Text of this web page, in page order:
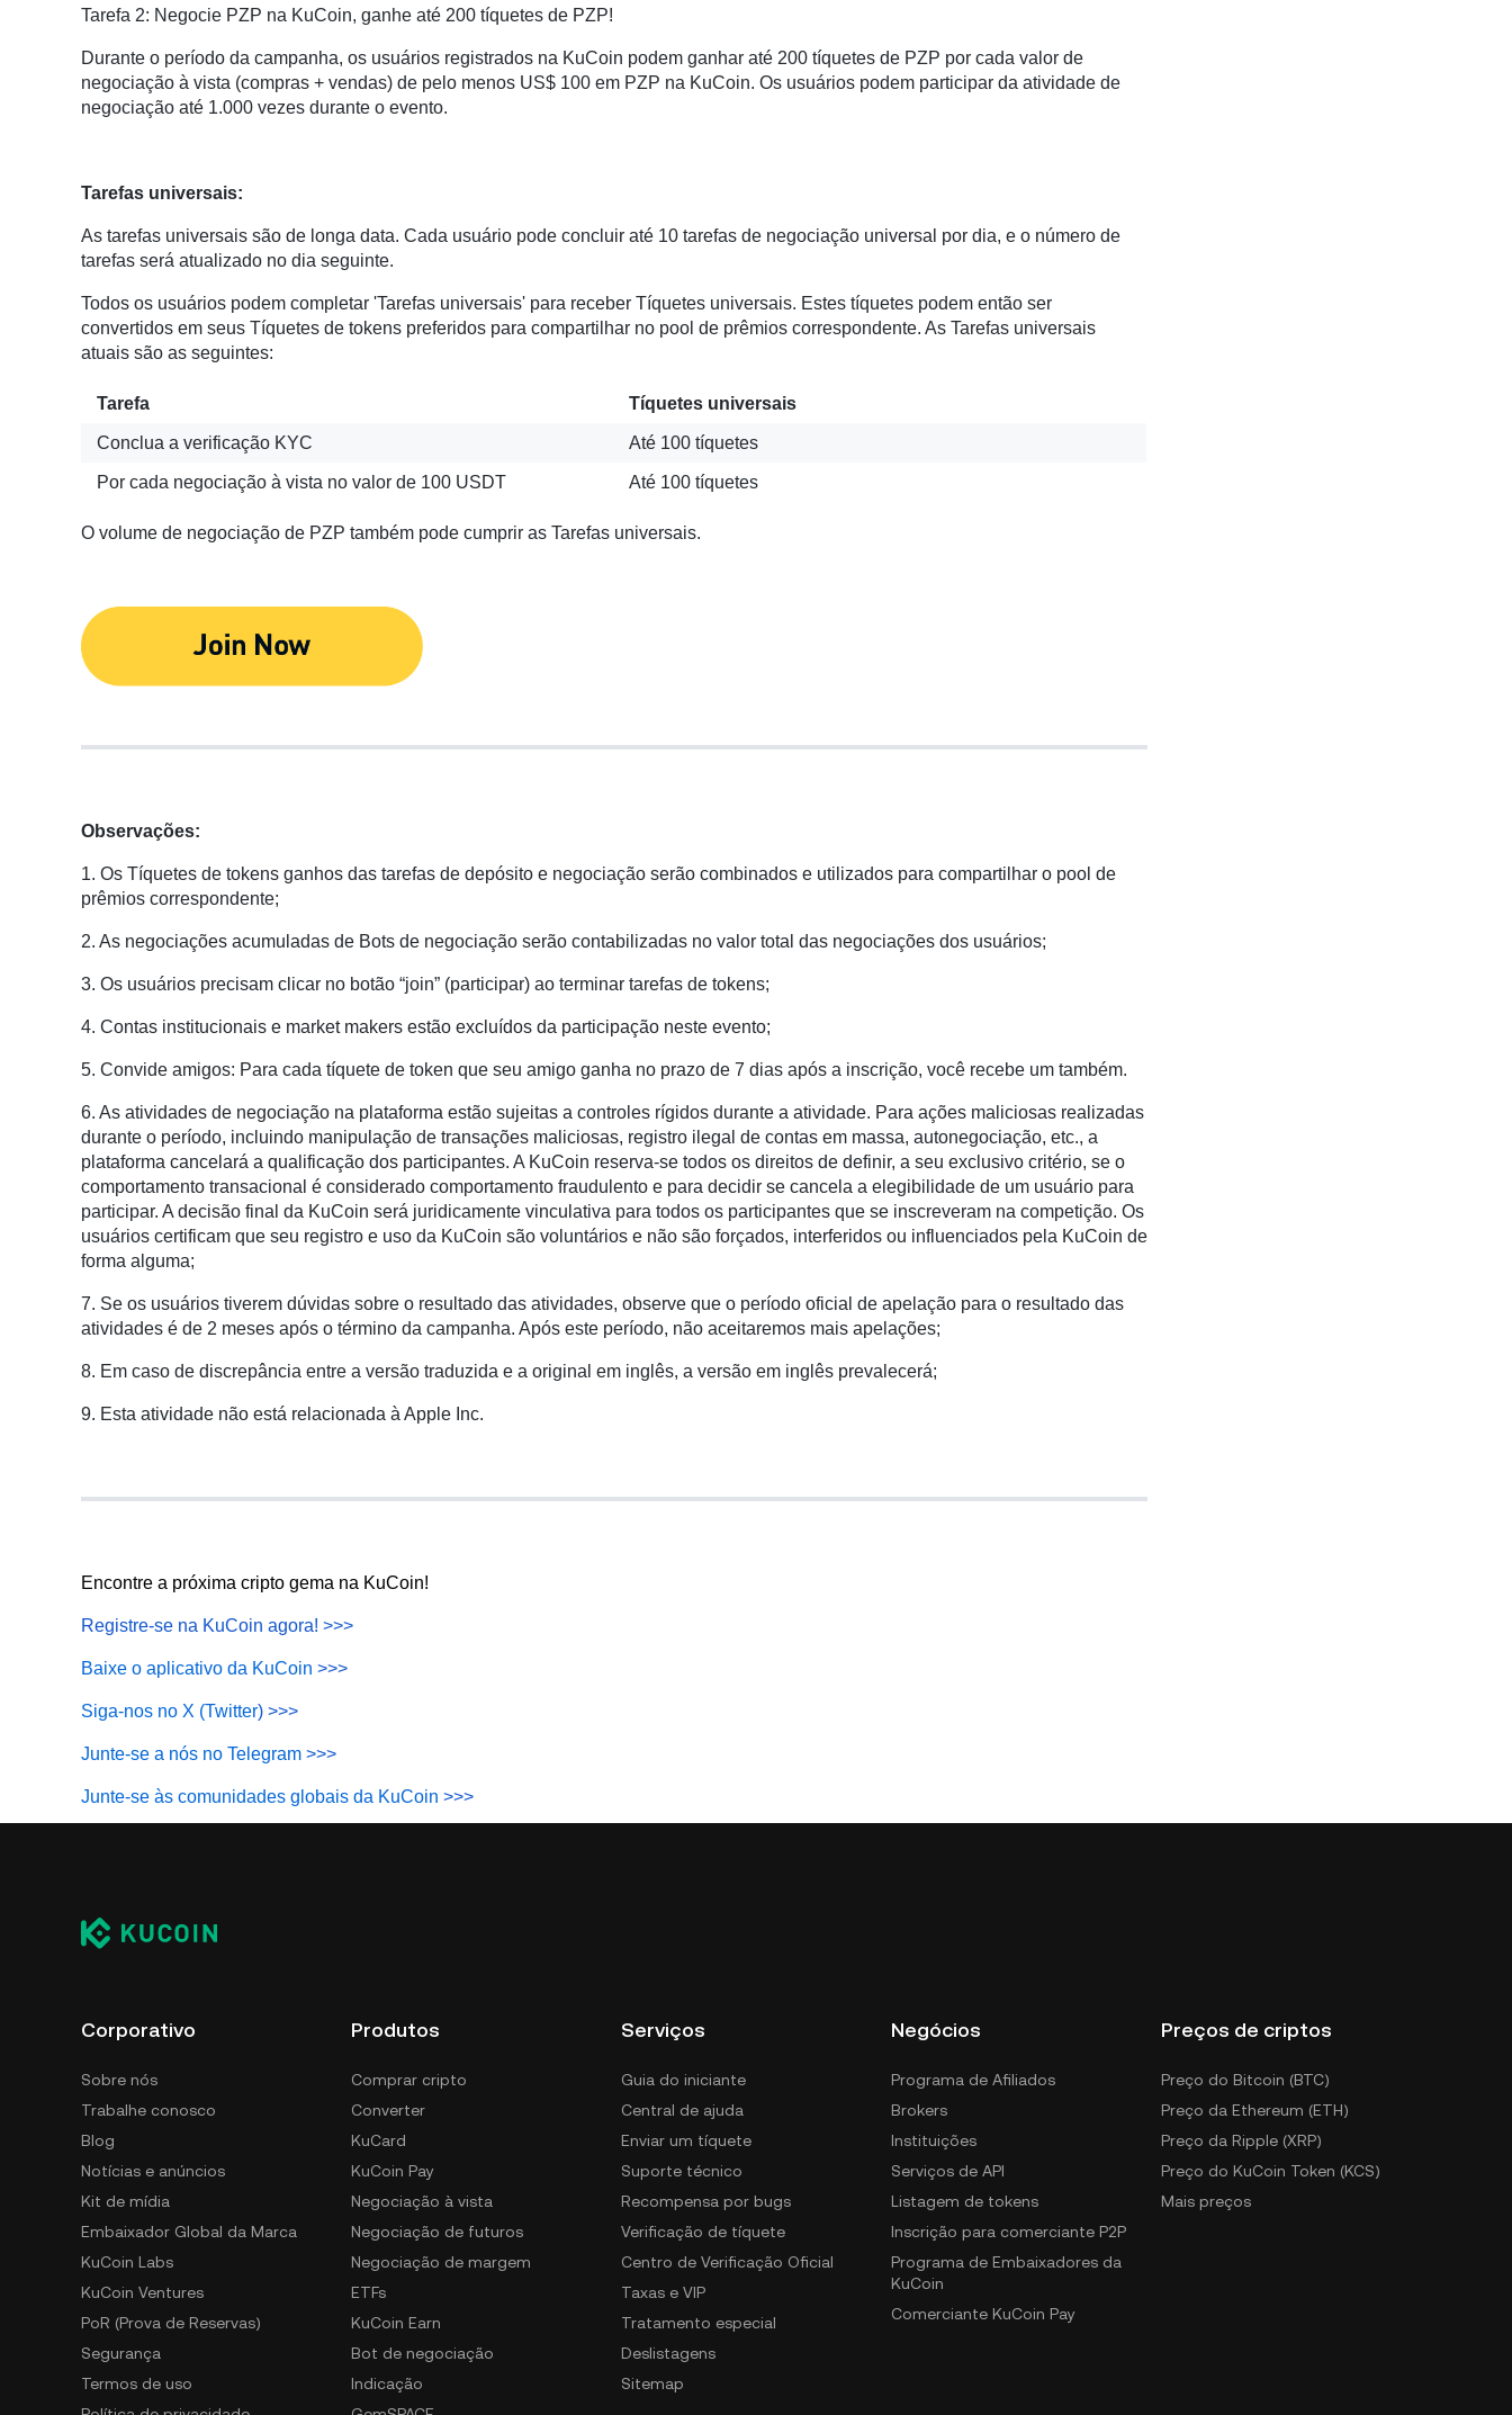
Tarefa 2: Negocie PZP na KuCoin, ganhe até 200 tíquetes de PZP!
Durante o período da campanha, os usuários registrados na KuCoin podem ganhar até 200 tíquetes de PZP por cada valor de
negociação à vista (compras + vendas) de pelo menos US$ 100 em PZP na KuCoin. Os usuários podem participar da atividade de
negociação até 1.000 vezes durante o evento.
Tarefas universais:
As tarefas universais são de longa data. Cada usuário pode concluir até 10 tarefas de negociação universal por dia, e o número de
tarefas será atualizado no dia seguinte.
Todos os usuários podem completar 'Tarefas universais' para receber Tíquetes universais. Estes tíquetes podem então ser
convertidos em seus Tíquetes de tokens preferidos para compartilhar no pool de prêmios correspondente. As Tarefas universais
atuais são as seguintes:
Tarefa Tíquetes universais
Conclua a verificação KYC Até 100 tíquetes
Por cada negociação à vista no valor de 100 USDT Até 100 tíquetes
O volume de negociação de PZP também pode cumprir as Tarefas universais.
Observações:
1. Os Tíquetes de tokens ganhos das tarefas de depósito e negociação serão combinados e utilizados para compartilhar o pool de
prêmios correspondente;
2. As negociações acumuladas de Bots de negociação serão contabilizadas no valor total das negociações dos usuários;
3. Os usuários precisam clicar no botão “join” (participar) ao terminar tarefas de tokens;
4. Contas institucionais e market makers estão excluídos da participação neste evento;
5. Convide amigos: Para cada tíquete de token que seu amigo ganha no prazo de 7 dias após a inscrição, você recebe um também.
6. As atividades de negociação na plataforma estão sujeitas a controles rígidos durante a atividade. Para ações maliciosas realizadas
durante o período, incluindo manipulação de transações maliciosas, registro ilegal de contas em massa, autonegociação, etc., a
plataforma cancelará a qualificação dos participantes. A KuCoin reserva-se todos os direitos de definir, a seu exclusivo critério, se o
comportamento transacional é considerado comportamento fraudulento e para decidir se cancela a elegibilidade de um usuário para
participar. A decisão final da KuCoin será juridicamente vinculativa para todos os participantes que se inscreveram na competição. Os
usuários certificam que seu registro e uso da KuCoin são voluntários e não são forçados, interferidos ou influenciados pela KuCoin de
forma alguma;
7. Se os usuários tiverem dúvidas sobre o resultado das atividades, observe que o período oficial de apelação para o resultado das
atividades é de 2 meses após o término da campanha. Após este período, não aceitaremos mais apelações;
8. Em caso de discrepância entre a versão traduzida e a original em inglês, a versão em inglês prevalecerá;
9. Esta atividade não está relacionada à Apple Inc.
Encontre a próxima cripto gema na KuCoin!
Registre-se na KuCoin agora! >>>
Baixe o aplicativo da KuCoin >>>
Siga-nos no X (Twitter) >>>
Junte-se a nós no Telegram >>>
Junte-se às comunidades globais da KuCoin >>>
Corporativo
Sobre nós
Trabalhe conosco
Blog
Notícias e anúncios
Kit de mídia
Embaixador Global da Marca
KuCoin Labs
KuCoin Ventures
PoR (Prova de Reservas)
Segurança
Termos de uso
Produtos
Comprar cripto
Converter
KuCard
KuCoin Pay
Negociação à vista
Negociação de futuros
Negociação de margem
ETFs
KuCoin Earn
Bot de negociação
Indicação
Serviços
Guia do iniciante
Central de ajuda
Enviar um tíquete
Suporte técnico
Recompensa por bugs
Verificação de tíquete
Centro de Verificação Oficial
Taxas e VIP
Tratamento especial
Deslistagens
Sitemap
Negócios
Programa de Afiliados
Brokers
Instituições
Serviços de API
Listagem de tokens
Inscrição para comerciante P2P
Programa de Embaixadores da
KuCoin
Comerciante KuCoin Pay
Preços de criptos
Preço do Bitcoin (BTC)
Preço da Ethereum (ETH)
Preço da Ripple (XRP)
Preço do KuCoin Token (KCS)
Mais preços